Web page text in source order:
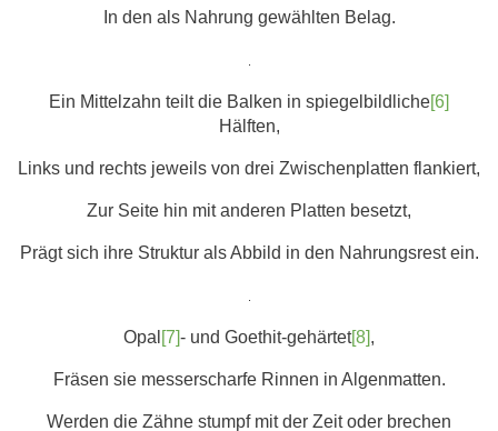
In den als Nahrung gewählten Belag.
Ein Mittelzahn teilt die Balken in spiegelbildliche[6]
Hälften,
Links und rechts jeweils von drei Zwischenplatten flankiert,
Zur Seite hin mit anderen Platten besetzt,
Prägt sich ihre Struktur als Abbild in den Nahrungsrest ein.
Opal [7]- und Goethit-gehärtet[8],
Fräsen sie messerscharfe Rinnen in Algenmatten.
Werden die Zähne stumpf mit der Zeit oder brechen